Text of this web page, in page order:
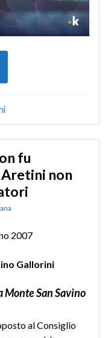
fu
non
2007
Gallorini
Monte San Savino
al Consiglio